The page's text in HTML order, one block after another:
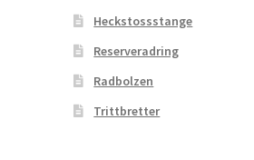
Heckstossstange
Reserveradring
Radbolzen
Trittbretter